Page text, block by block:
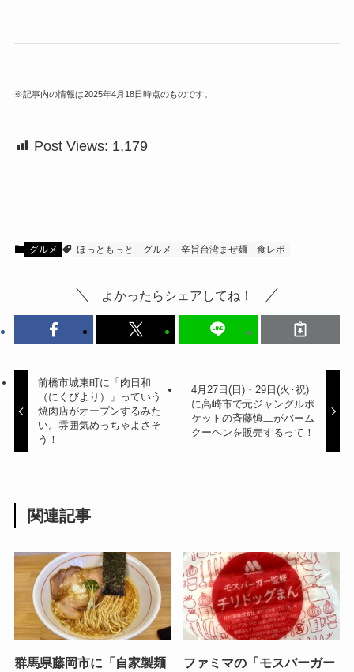
※記事内の情報は2025年4月18日時点のものです。
Post Views: 1,179
グルメ ほっともっと グルメ 辛旨台湾まぜ麺 食レポ
よかったらシェアしてね！
前橋市城東町に「肉日和
（にくびより）」っていう
焼肉店がオープンするみた
い。雰囲気めっちゃよさそ
う！
4月27日(日)・29日(火･祝)
に高崎市で元ジャングルポ
ケットの斉藤慎二がバーム
クーヘンを販売するって！
関連記事
群馬県藤岡市に「自家製麺
ファミマの「モスバーガー